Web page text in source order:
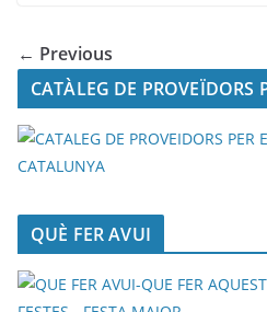
← Previous
CATÀLEG DE PROVEÏDORS
QUÈ FER AVUI